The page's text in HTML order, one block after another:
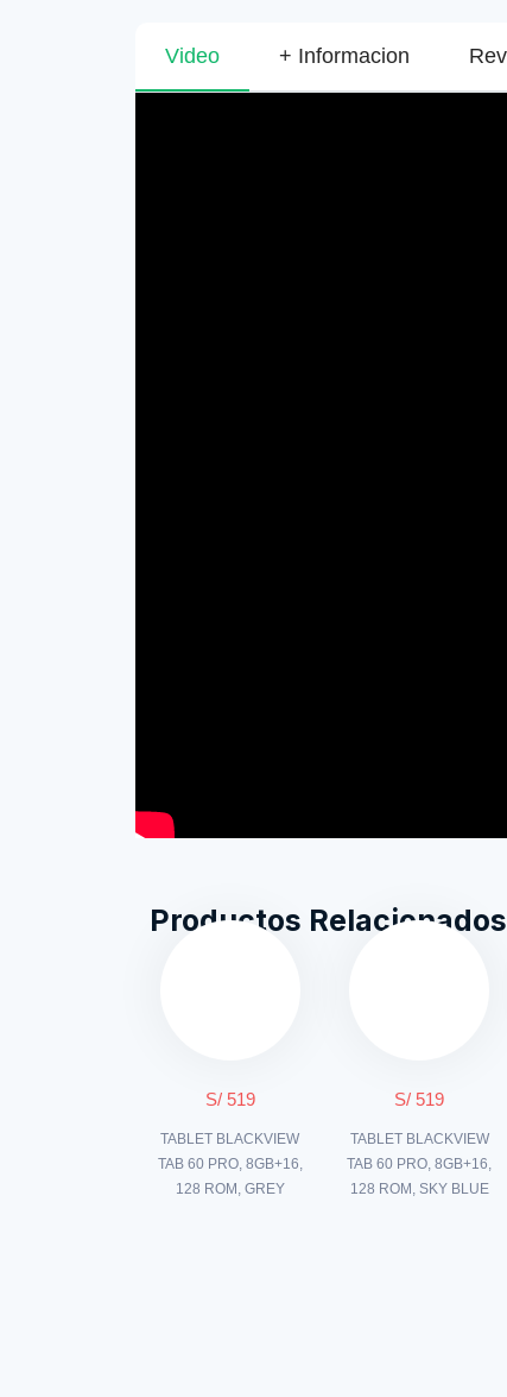
Video + Informacion
Productos Relacionados
S/ 519
TABLET BLACKVIEW
TAB 60 PRO, 8GB+16,
128 ROM, GREY
S/ 519
TABLET BLACKVIEW
TAB 60 PRO, 8GB+16,
128 ROM, SKY BLUE